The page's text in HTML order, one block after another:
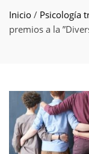
Inicio / Psicología
premios a la